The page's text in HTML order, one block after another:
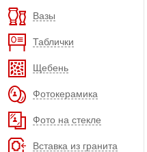
Вазы
Таблички
Щебень
Фотокерамика
Фото на стекле
Вставка из гранита